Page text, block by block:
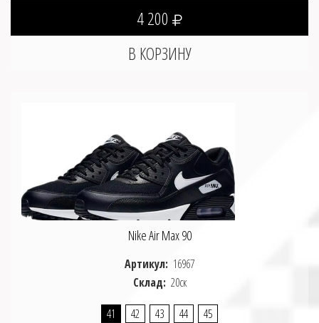
4 200
Nike Air Max 90
Артикул: 16967
Склад: 20ск
41 42 43 44
45